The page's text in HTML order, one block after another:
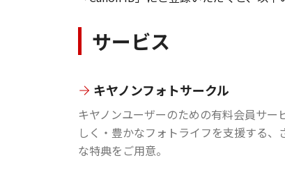
サービス
キヤノンフォトサークル
キヤノンユーザーのための有料会員サー
しく・豊かなフォトライフを支援する、
な特典をご用意。